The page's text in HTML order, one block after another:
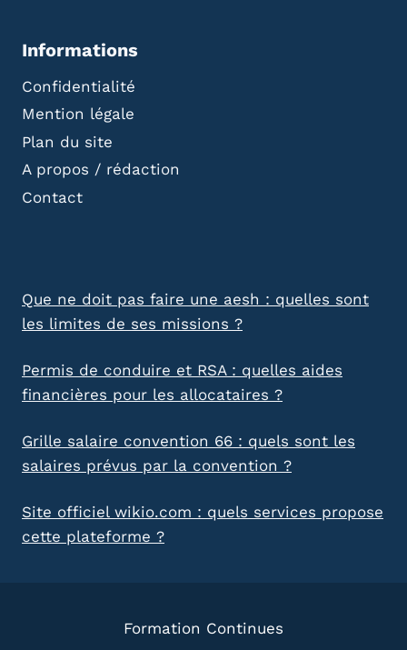
Informations
Confidentialité
Mention légale
Plan du site
A propos / rédaction
Contact
Que ne doit pas faire une aesh : quelles sont
les limites de ses missions ?
Permis de conduire et RSA : quelles aides
financières pour les allocataires ?
Grille salaire convention 66 : quels sont les
salaires prévus par la convention ?
Site officiel wikio.com : quels services propose
cette plateforme ?
Formation Continues